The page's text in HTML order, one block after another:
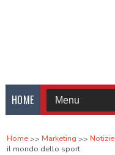
HOME
Home Marketing Notizie
il mondo dello sport